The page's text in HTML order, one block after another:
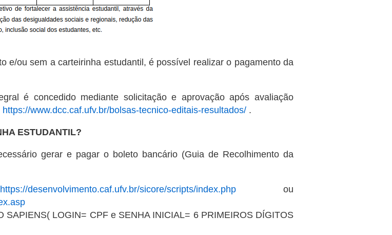
e/ou sem a carteirinha estudantil, é possível realizar o pagamento da
é concedido mediante solicitação e aprovação após avaliação
https://www.dcc.caf.ufv.br/bolsas-tecnico-editais-resultados/ .
ESTUDANTIL?
gerar e pagar o boleto bancário (Guia de Recolhimento da
https://desenvolvimento.caf.ufv.br/sicore/scripts/index.php ou
SAPIENS( LOGIN= CPF e SENHA INICIAL= 6 PRIMEIROS DÍGITOS